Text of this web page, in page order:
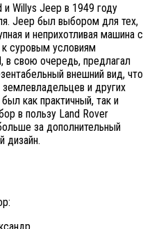
Willys Jeep в 1949 году
Jeep был выбором для тех,
и неприхотливая машина с
суровым условиям
в свою очередь, предлагал
внешний вид, что
и других
как практичный, так и
в пользу Land Rover
за дополнительный
дизайн.